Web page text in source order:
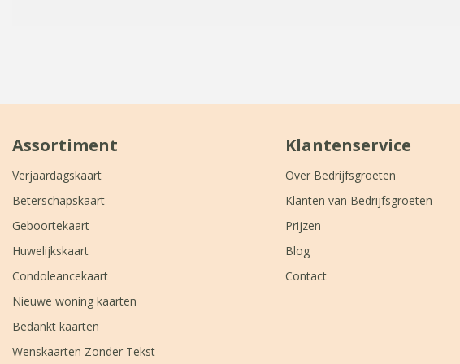
Assortiment
Verjaardagskaart
Beterschapskaart
Geboortekaart
Huwelijkskaart
Condoleancekaart
Nieuwe woning kaarten
Bedankt kaarten
Wenskaarten Zonder Tekst
Klantenservice
Over Bedrijfsgroeten
Klanten van Bedrijfsgroeten
Prijzen
Blog
Contact